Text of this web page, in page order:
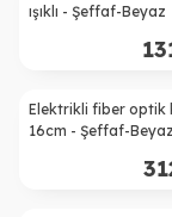
ışıklı - Şeffaf-Beyaz
Elektrikli fiber optik
16cm - Şeffaf-Beyaz